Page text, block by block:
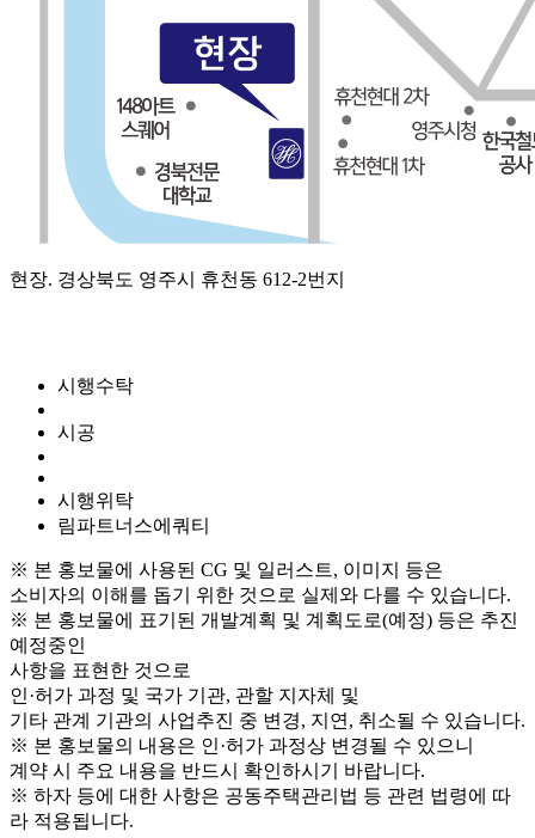
현장. 경상북도 영주시 휴천동 612-2번지
시행수탁
시공
시행위탁
림파트너스에쿼티
※ 본 홍보물에 사용된 CG 및 일러스트, 이미지 등은
소비자의 이해를 돕기 위한 것으로 실제와 다를 수 있습니다.
※ 본 홍보물에 표기된 개발계획 및 계획도로(예정) 등은 추진
예정중인
사항을 표현한 것으로
인·허가 과정 및 국가 기관, 관할 지자체 및
기타 관계 기관의 사업추진 중 변경, 지연, 취소될 수 있습니다.
※ 본 홍보물의 내용은 인·허가 과정상 변경될 수 있으니
계약 시 주요 내용을 반드시 확인하시기 바랍니다.
※ 하자 등에 대한 사항은 공동주택관리법 등 관련 법령에 따
라 적용됩니다.